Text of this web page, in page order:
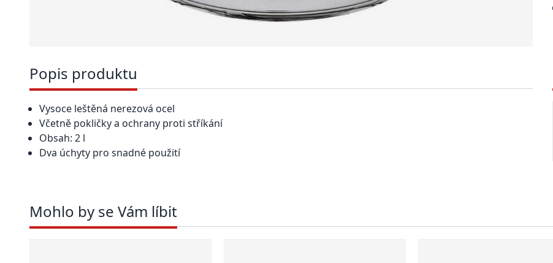
Popis produktu
Vysoce leštěná nerezová ocel
Včetně pokličky a ochrany proti stříkání
Obsah: 2 l
Dva úchyty pro snadné použití
Mohlo by se Vám líbit